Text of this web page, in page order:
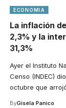
ECONOMIA
La inflación
2,3% y la
31,3%
Ayer el Instituto
Censo (INDEC)
octubre que
ByGisela Panico